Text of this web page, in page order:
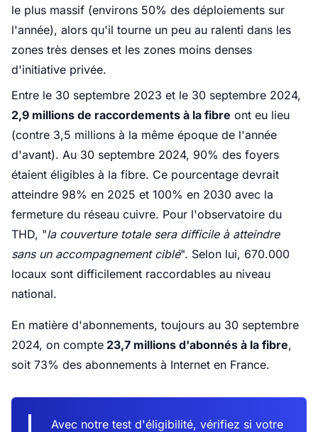
le plus massif (environs 50% des déploiements sur
l'année), alors qu'il tourne un peu au ralenti dans les
zones très denses et les zones moins denses
d'initiative privée.
Entre le 30 septembre 2023 et le 30 septembre 2024,
2,9 millions de raccordements à la fibre ont eu lieu
(contre 3,5 millions à la même époque de l'année
d'avant). Au 30 septembre 2024, 90% des foyers
étaient éligibles à la fibre. Ce pourcentage devrait
atteindre 98% en 2025 et 100% en 2030 avec la
fermeture du réseau cuivre. Pour l'observatoire du
THD, "la couverture totale sera difficile à atteindre
sans un accompagnement ciblé". Selon lui, 670.000
locaux sont difficilement raccordables au niveau
national.
En matière d'abonnements, toujours au 30 septembre
2024, on compte 23,7 millions d'abonnés à la fibre,
soit 73% des abonnements à Internet en France.
Avec notre test d'éligibilité, vérifiez si votre